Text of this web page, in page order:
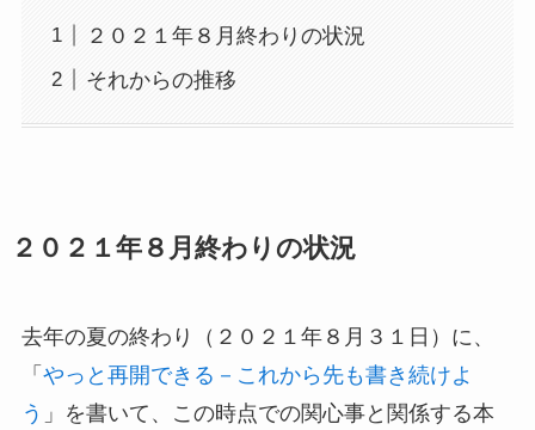
２０２１年８月終わりの状況
それからの推移
２０２１年８月終わりの状況
去年の夏の終わり（２０２１年８月３１日）に、
「 やっと再開できる－これから先も書き続けよ
う 」を書いて、この時点での関心事と関係する本